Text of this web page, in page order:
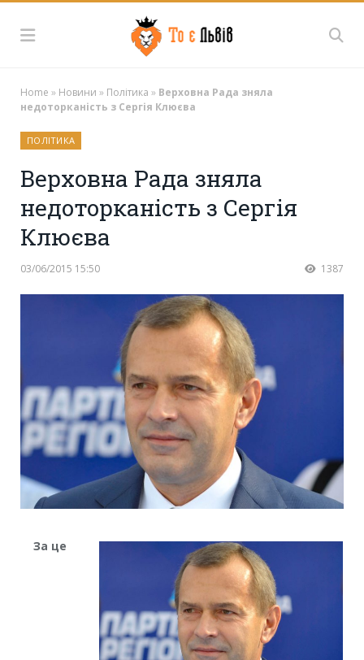
Home » Новини » Політика » Верховна Рада зняла
недоторканість з Сергія Клюєва
ПОЛІТИКА
Верховна Рада зняла
недоторканість з Сергія
Клюєва
03/06/2015 15:50 1387
За це